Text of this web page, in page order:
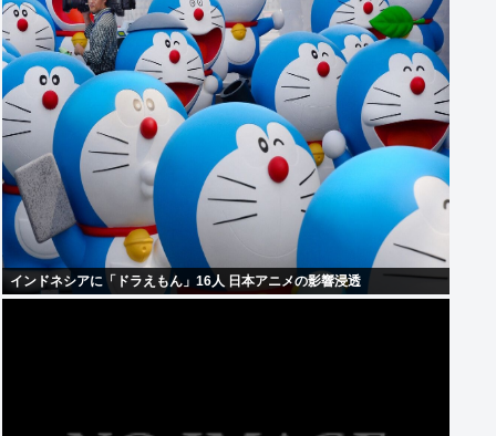
インドネシアに「ドラえもん」16人 日本アニメの影響浸透